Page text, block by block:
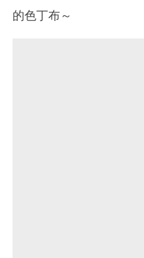
的色丁布～